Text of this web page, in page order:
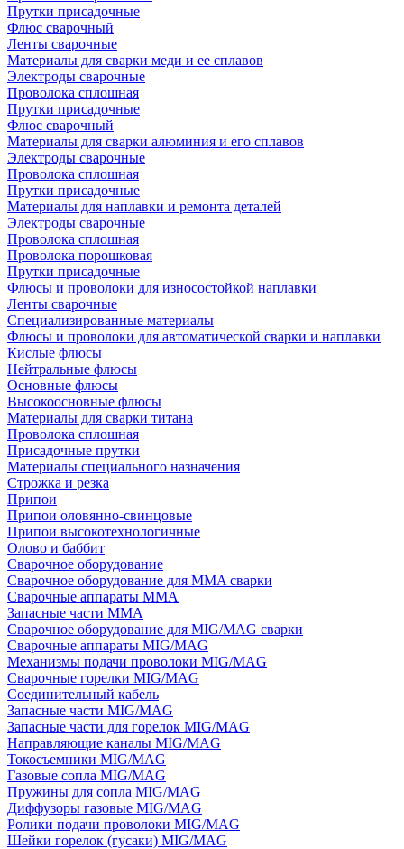
Прутки присадочные
Флюс сварочный
Ленты сварочные
Материалы для сварки меди и ее сплавов
Электроды сварочные
Проволока сплошная
Прутки присадочные
Флюс сварочный
Материалы для сварки алюминия и его сплавов
Электроды сварочные
Проволока сплошная
Прутки присадочные
Материалы для наплавки и ремонта деталей
Электроды сварочные
Проволока сплошная
Проволока порошковая
Прутки присадочные
Флюсы и проволоки для износостойкой наплавки
Ленты сварочные
Специализированные материалы
Флюсы и проволоки для автоматической сварки и наплавки
Кислые флюсы
Нейтральные флюсы
Основные флюсы
Высокоосновные флюсы
Материалы для сварки титана
Проволока сплошная
Присадочные прутки
Материалы специального назначения
Строжка и резка
Припои
Припои оловянно-свинцовые
Припои высокотехнологичные
Олово и баббит
Сварочное оборудование
Сварочное оборудование для MMA сварки
Сварочные аппараты MMA
Запасные части MMA
Сварочное оборудование для MIG/MAG сварки
Сварочные аппараты MIG/MAG
Механизмы подачи проволоки MIG/MAG
Сварочные горелки MIG/MAG
Соединительный кабель
Запасные части MIG/MAG
Запасные части для горелок MIG/MAG
Направляющие каналы MIG/MAG
Токосъемники MIG/MAG
Газовые сопла MIG/MAG
Пружины для сопла MIG/MAG
Диффузоры газовые MIG/MAG
Ролики подачи проволоки MIG/MAG
Шейки горелок (гусаки) MIG/MAG